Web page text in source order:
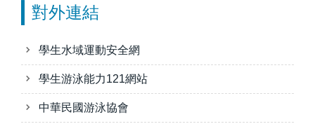
對外連結
學生水域運動安全網
學生游泳能力121網站
中華民國游泳協會